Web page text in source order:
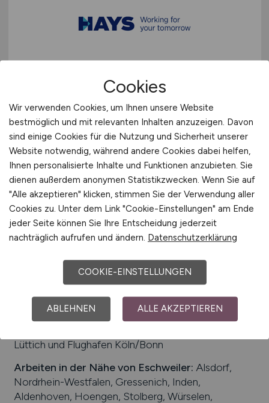
Buchhalter in Teilzeit
Hays
23.02.2026
Würselen
1
ca. 58.000
Verkehrsanbindungen:Bundesautobahn A 4,
Eschweiler Hauptbahnhof, die nächsten Flughäfen
Lüttich und Flughafen Köln/Bonn
Arbeiten in der Nähe von Eschweiler: Alsdorf,
Nordrhein-Westfalen, Gressenich, Inden,
Aldenhoven, Hoengen, Stolberg, Würselen,
Cookies
Wir verwenden Cookies, um Ihnen unsere Website
bestmöglich und mit relevanten Inhalten anzuzeigen. Davon
sind einige Cookies für die Nutzung und Sicherheit unserer
Website notwendig, während andere Cookies dabei helfen,
Ihnen personalisierte Inhalte und Funktionen anzubieten. Sie
dienen außerdem anonymen Statistikzwecken. Wenn Sie auf
"Alle akzeptieren" klicken, stimmen Sie der Verwendung aller
Cookies zu. Unter dem Link "Cookie-Einstellungen" am Ende
jeder Seite können Sie Ihre Entscheidung jederzeit
nachträglich aufrufen und ändern. Datenschutzerklärung
COOKIE-EINSTELLUNGEN
ABLEHNEN ALLE AKZEPTIEREN